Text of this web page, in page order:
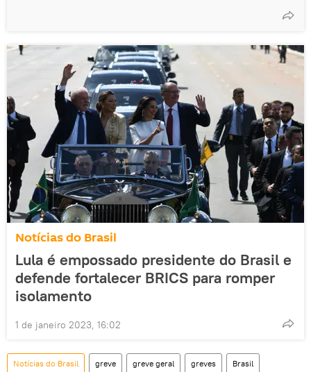
Notícias do Brasil
Lula é empossado presidente do Brasil e
defende fortalecer BRICS para romper
isolamento
1 de janeiro 2023, 16:02
Notícias do Brasil greve greve geral greves Brasil